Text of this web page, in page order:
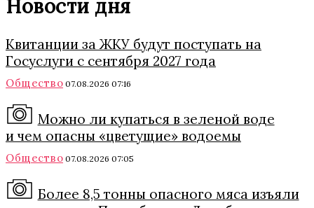
Новости дня
Квитанции за ЖКУ будут поступать на
Госуслуги с сентября 2027 года
Общество 07.08.2026 07:16
Можно ли купаться в зеленой воде
и чем опасны «цветущие» водоемы
Общество 07.08.2026 07:05
Более 8,5 тонны опасного мяса изъяли